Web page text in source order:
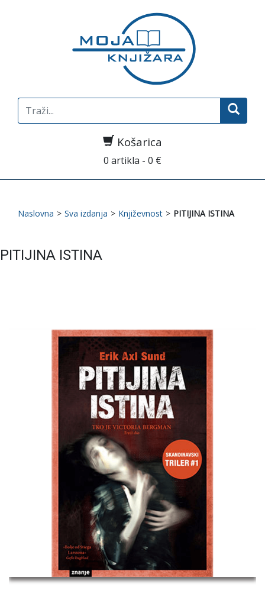
Search
for:
Košarica
0 artikla - 0 €
Naslovna > Sva izdanja > Književnost > PITIJINA ISTINA
PITIJINA ISTINA